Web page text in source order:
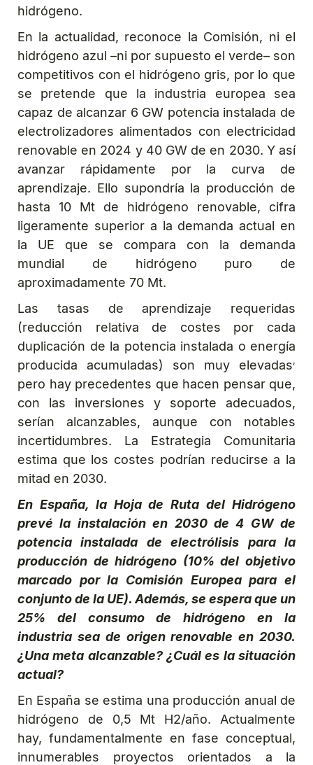
hidrógeno.
En la actualidad, reconoce la Comisión, ni el
hidrógeno azul –ni por supuesto el verde– son
competitivos con el hidrógeno gris, por lo que
se pretende que la industria europea sea
capaz de alcanzar 6 GW potencia instalada de
electrolizadores alimentados con electricidad
renovable en 2024 y 40 GW de en 2030. Y así
avanzar rápidamente por la curva de
aprendizaje. Ello supondría la producción de
hasta 10 Mt de hidrógeno renovable, cifra
ligeramente superior a la demanda actual en
la UE que se compara con la demanda
mundial de hidrógeno puro de
aproximadamente 70 Mt.
Las tasas de aprendizaje requeridas
(reducción relativa de costes por cada
duplicación de la potencia instalada o energía
producida acumuladas) son muy elevadas,
pero hay precedentes que hacen pensar que,
con las inversiones y soporte adecuados,
serían alcanzables, aunque con notables
incertidumbres. La Estrategia Comunitaria
estima que los costes podrían reducirse a la
mitad en 2030.
En España, la Hoja de Ruta del Hidrógeno
prevé la instalación en 2030 de 4 GW de
potencia instalada de electrólisis para la
producción de hidrógeno (10% del objetivo
marcado por la Comisión Europea para el
conjunto de la UE). Además, se espera que un
25% del consumo de hidrógeno en la
industria sea de origen renovable en 2030.
¿Una meta alcanzable? ¿Cuál es la situación
actual?
En España se estima una producción anual de
hidrógeno de 0,5 Mt H2/año. Actualmente
hay, fundamentalmente en fase conceptual,
innumerables proyectos orientados a la